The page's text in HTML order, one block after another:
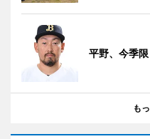
平野、今季
も